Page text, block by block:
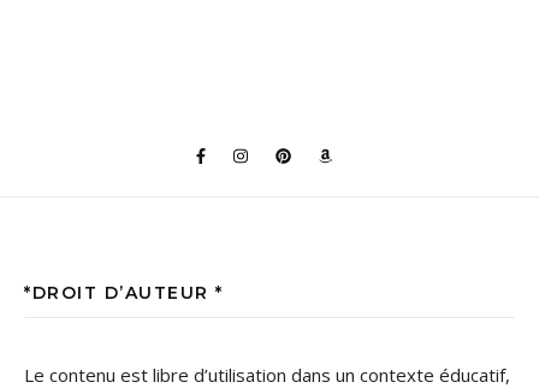
*DROIT D’AUTEUR *
Le contenu est libre d’utilisation dans un contexte éducatif,